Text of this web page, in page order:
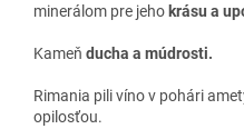
minerálom pre jeho krásu a
Kameň ducha a múdrosti.
Rimania pili víno v pohári
opilosťou.